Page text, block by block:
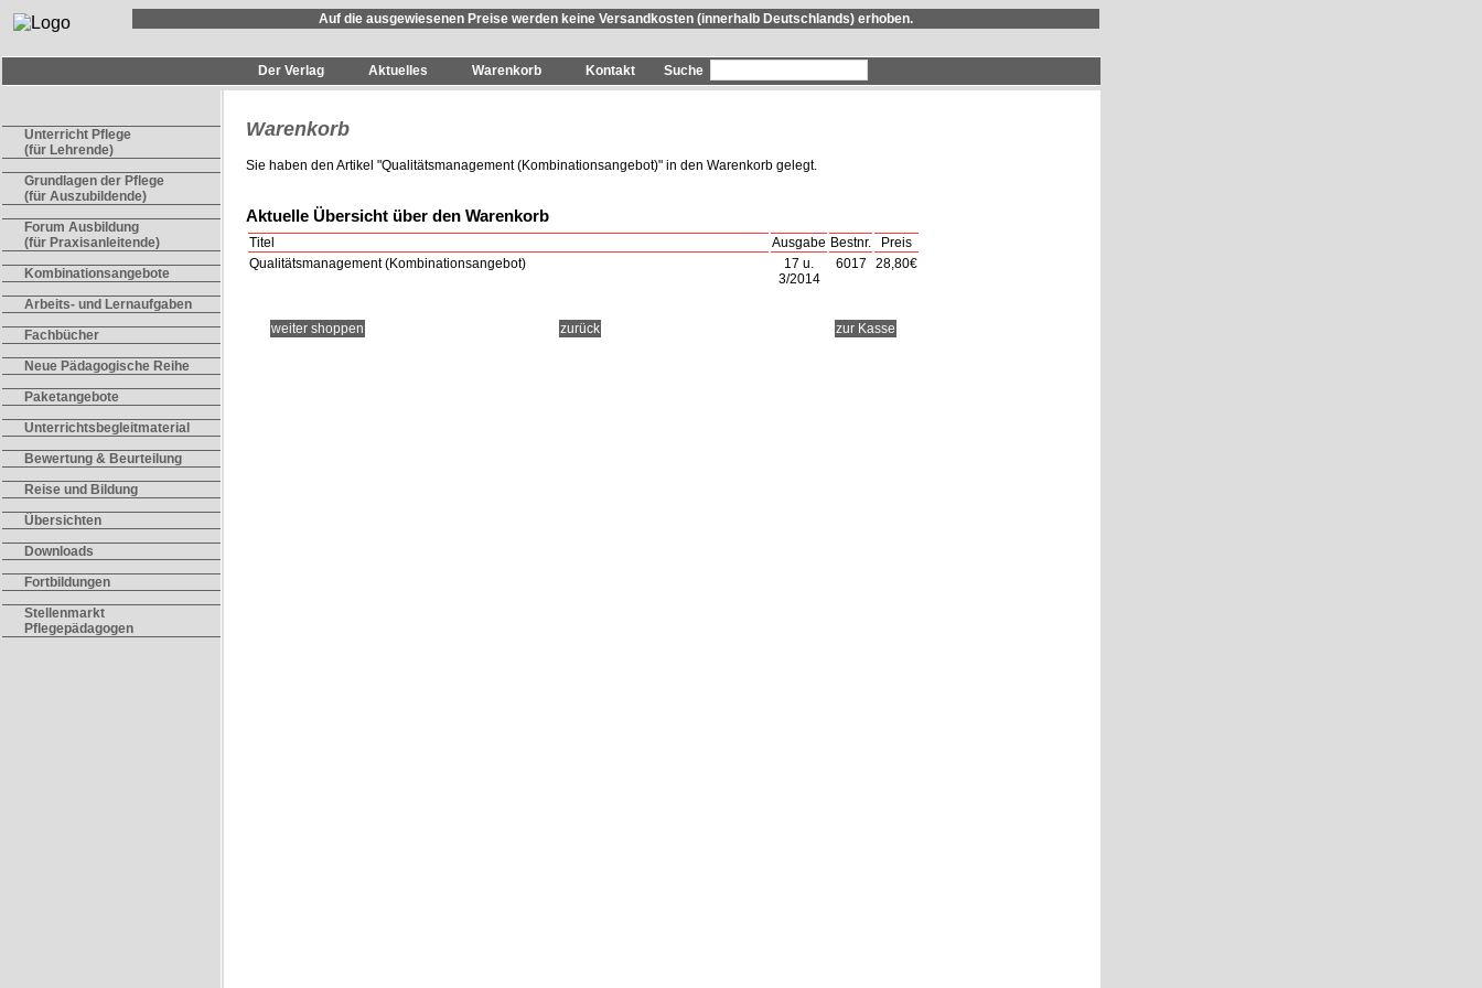
Auf die ausgewiesenen Preise werden keine Versandkosten (innerhalb Deutschlands) erhoben.
Der Verlag Aktuelles Warenkorb Kontakt
Unterricht Pflege
(für Lehrende)
Grundlagen der Pflege
(für Auszubildende)
Forum Ausbildung
(für Praxisanleitende)
Kombinationsangebote
Arbeits- und Lernaufgaben
Fachbücher
Neue Pädagogische Reihe
Paketangebote
Unterrichtsbegleitmaterial
Bewertung & Beurteilung
Reise und Bildung
Übersichten
Downloads
Fortbildungen
Stellenmarkt
Pflegepädagogen
Warenkorb
Sie haben den Artikel "Qualitätsmanagement (Kombinationsangebot)" in den Warenkorb gelegt.
Aktuelle Übersicht über den Warenkorb
Titel Ausgabe Bestnr.
Preis
Qualitätsmanagement (Kombinationsangebot)
17 u.
3/2014
6017 28,80€
weiter shoppen zurück zur Kasse